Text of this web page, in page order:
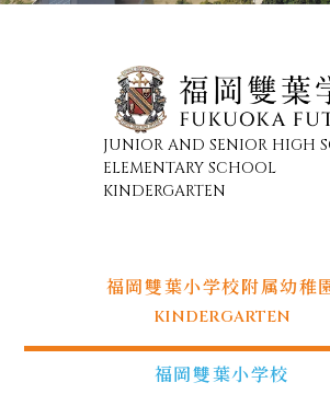
JUNIOR AND SENIOR HIGH
ELEMENTARY SCHOOL
KINDERGARTEN
福岡雙葉小学校附属幼稚
KINDERGARTEN
福岡雙葉小学校